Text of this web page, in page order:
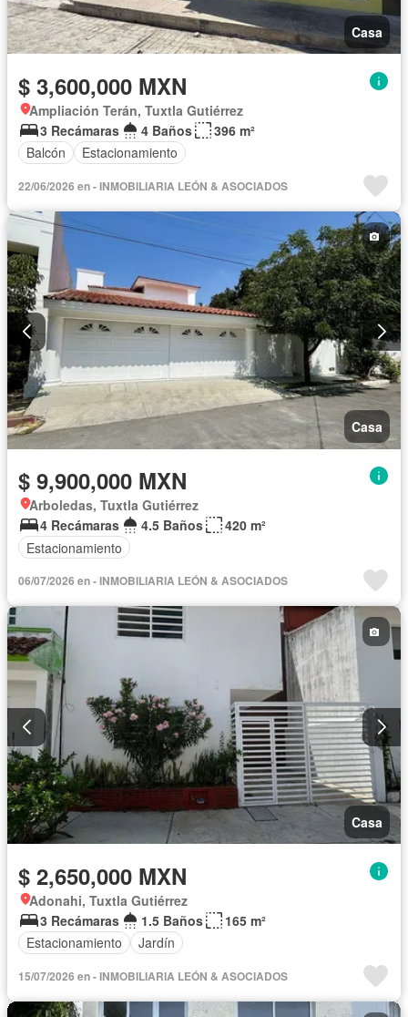
Casa
$ 3,600,000 MXN
Ampliación Terán, Tuxtla Gutiérrez
3 Recámaras
4 Baños
396 m²
Balcón
Estacionamiento
22/06/2026 en - INMOBILIARIA LEÓN & ASOCIADOS
Casa
$ 9,900,000 MXN
Arboledas, Tuxtla Gutiérrez
4 Recámaras
4.5 Baños
420 m²
Estacionamiento
06/07/2026 en - INMOBILIARIA LEÓN & ASOCIADOS
Casa
$ 2,650,000 MXN
Adonahi, Tuxtla Gutiérrez
3 Recámaras
1.5 Baños
165 m²
Estacionamiento
Jardín
15/07/2026 en - INMOBILIARIA LEÓN & ASOCIADOS